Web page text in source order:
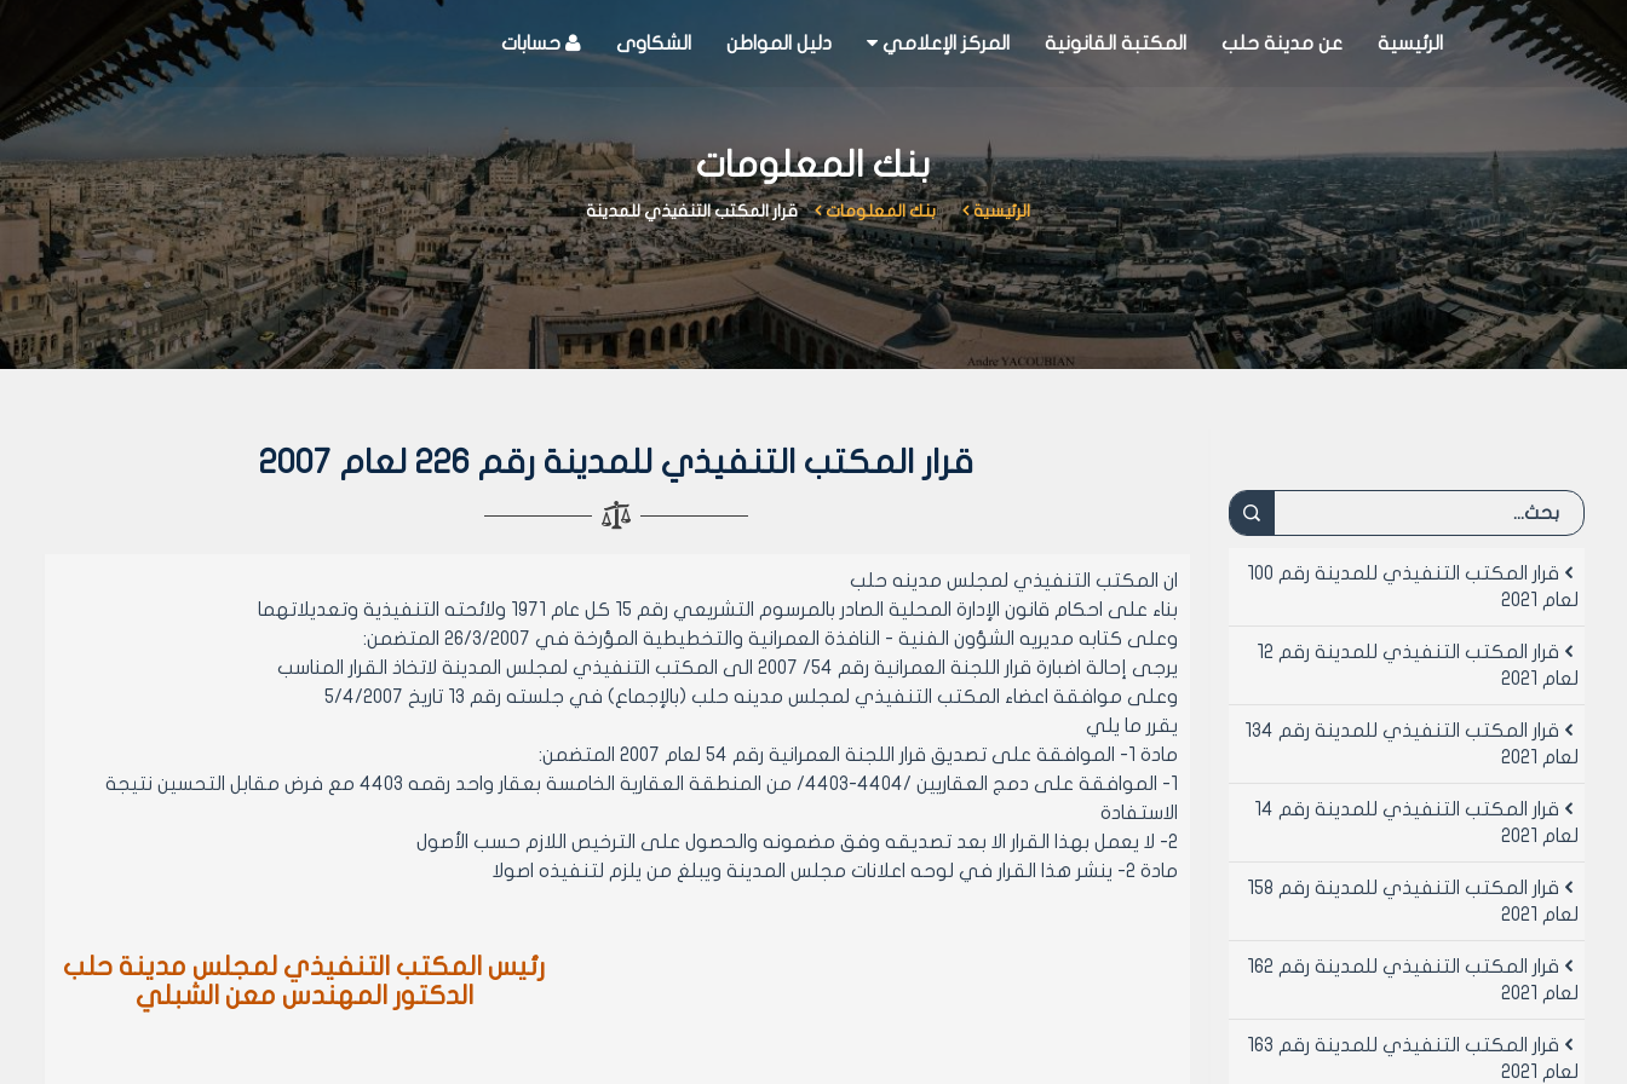
الرئيسية عن مدينة حلب المكتبة القانونية المركز الإعلامي دليل المواطن الشكاوى حسابات
بنك المعلومات
الرئيسية بنك المعلومات قرار المكتب التنفيذي للمدينة
قرار المكتب التنفيذي للمدينة رقم 226 لعام 2007
ان المكتب التنفيذي لمجلس مدينه حلب
بناء على احكام قانون الإدارة المحلية الصادر بالمرسوم التشريعي رقم 15 كل عام 1971 ولائحته التنفيذية وتعديلاتهما
وعلى كتابه مديريه الشؤون الفنية - النافذة العمرانية والتخطيطية المؤرخة في 26/3/2007 المتضمن:
يرجى إحالة اضبارة قرار اللجنة العمرانية رقم 54/ 2007 الى المكتب التنفيذي لمجلس المدينة لاتخاذ القرار المناسب
وعلى موافقة اعضاء المكتب التنفيذي لمجلس مدينه حلب (بالإجماع) في جلسته رقم 13 تاريخ 5/4/2007
يقرر ما يلي
مادة 1- الموافقة على تصديق قرار اللجنة العمرانية رقم 54 لعام 2007 المتضمن:
1- الموافقة على دمج العقاريين /4404-4403/ من المنطقة العقارية الخامسة بعقار واحد رقمه 4403 مع فرض مقابل التحسين نتيجة
الاستفادة
2- لا يعمل بهذا القرار الا بعد تصديقه وفق مضمونه والحصول على الترخيص اللازم حسب الأصول
مادة 2- ينشر هذا القرار في لوحه اعلانات مجلس المدينة ويبلغ من يلزم لتنفيذه اصولا
رئيس المكتب التنفيذي لمجلس مدينة حلب
الدكتور المهندس معن الشبلي
قرار المكتب التنفيذي للمدينة رقم 100
لعام 2021
قرار المكتب التنفيذي للمدينة رقم 12
لعام 2021
قرار المكتب التنفيذي للمدينة رقم 134
لعام 2021
قرار المكتب التنفيذي للمدينة رقم 14
لعام 2021
قرار المكتب التنفيذي للمدينة رقم 158
لعام 2021
قرار المكتب التنفيذي للمدينة رقم 162
لعام 2021
قرار المكتب التنفيذي للمدينة رقم 163
لعام 2021